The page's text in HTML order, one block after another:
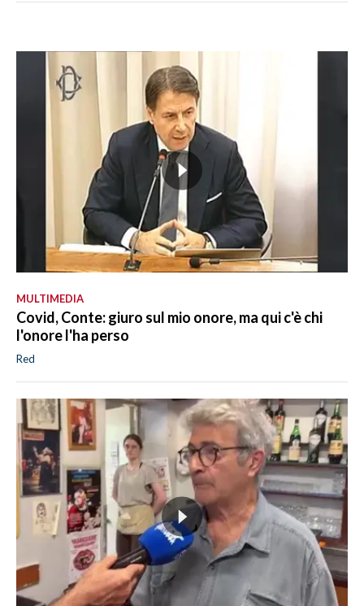
MULTIMEDIA
Covid, Conte: giuro sul mio onore, ma qui c'è chi
l'onore l'ha perso
Red